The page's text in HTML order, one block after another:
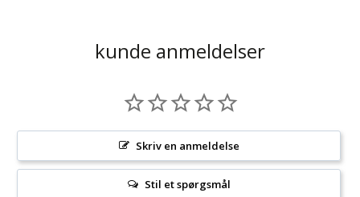
kunde anmeldelser
Skriv en anmeldelse
Stil et spørgsmål